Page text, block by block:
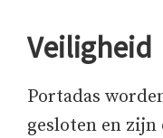
Veiligheid
Portadas
gesloten en zijn